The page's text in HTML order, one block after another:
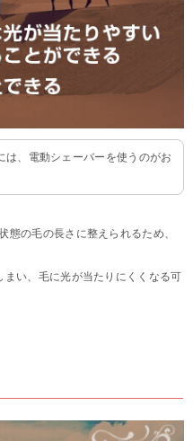
は、電動シェーバーを使うのがお
態の毛の長さに整えられるため、
い、毛に光が当たりにくくなる可